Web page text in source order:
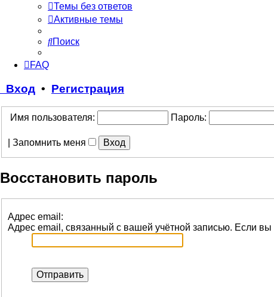
Темы без ответов
Активные темы
Поиск
FAQ
Вход • Регистрация
Имя пользователя: Пароль:
Запомнить меня
Восстановить пароль
Адрес email:
Адрес email, связанный с вашей учётной записью. Если